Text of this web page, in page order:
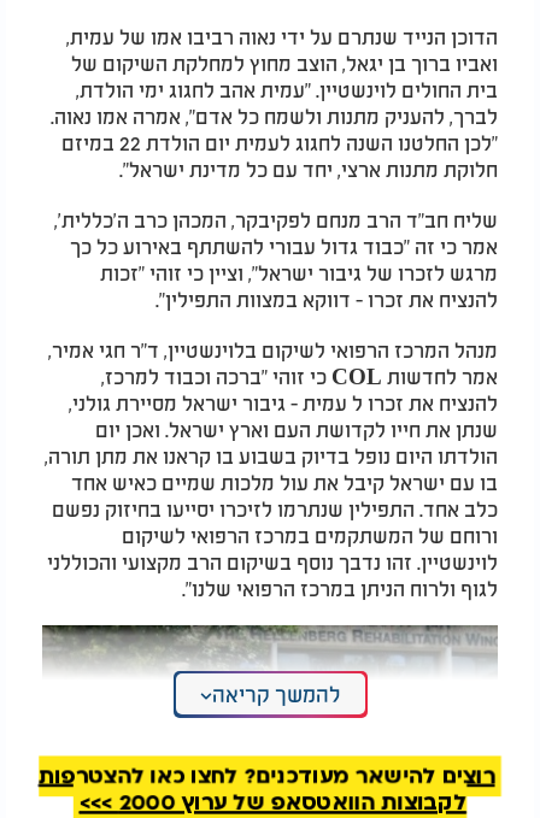
הדוכן הנייד שנתרם על ידי נאוה רביבו אמו של עמית,
ואביו ברוך בן יגאל, הוצב מחוץ למחלקת השיקום של
בית החולים לוינשטיין. "עמית אהב לחגוג ימי הולדת,
לברך, להעניק מתנות ולשמח כל אדם", אמרה אמו נאוה.
"לכן החלטנו השנה לחגוג לעמית יום הולדת 22 במיזם
חלוקת מתנות ארצי, יחד עם כל מדינת ישראל".
שליח חב"ד הרב מנחם לפקיבקר, המכהן כרב ה'כללית',
אמר כי זה "כבוד גדול עבורי להשתתף באירוע כל כך
מרגש לזכרו של גיבור ישראל", וציין כי זוהי "זכות
להנציח את זכרו - דווקא במצוות התפילין".
מנהל המרכז הרפואי לשיקום בלוינשטיין, ד"ר חגי אמיר,
אמר לחדשות COL כי זוהי "ברכה וכבוד למרכז,
להנציח את זכרו ל עמית - גיבור ישראל מסיירת גולני,
שנתן את חייו לקדושת העם וארץ ישראל. ואכן יום
הולדתו היום נופל בדיוק בשבוע בו קראנו את מתן תורה,
בו עם ישראל קיבל את עול מלכות שמיים כאיש אחד
כלב אחד. התפילין שנתרמו לזיכרו יסייעו בחיזוק נפשם
ורוחם של המשתקמים במרכז הרפואי לשיקום
לוינשטיין. זהו נדבך נוסף בשיקום הרב מקצועי והכוללני
לגוף ולרוח הניתן במרכז הרפואי שלנו".
להמשך קריאה
רוצים להישאר מעודכנים? לחצו כאן להצטרפות
לקבוצות הוואטסאפ של ערוץ 2000 >>>